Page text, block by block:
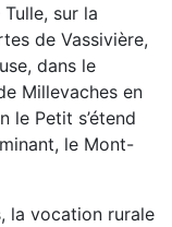
du ticket
par
Tulle, sur la
de Vassivière,
dans le
Millevaches en
le Petit s’étend
le Mont-
la vocation rurale